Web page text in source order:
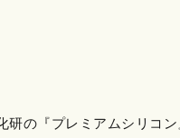
研の『プレミアムシリコ